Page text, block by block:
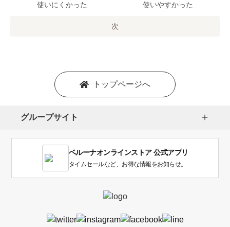
い
使いにくかった 使いやすかった
次
トップページへ
グループサイト
ベルーナオンラインストア 公式アプリ
タイムセールなど、お得な情報をお知らせ。